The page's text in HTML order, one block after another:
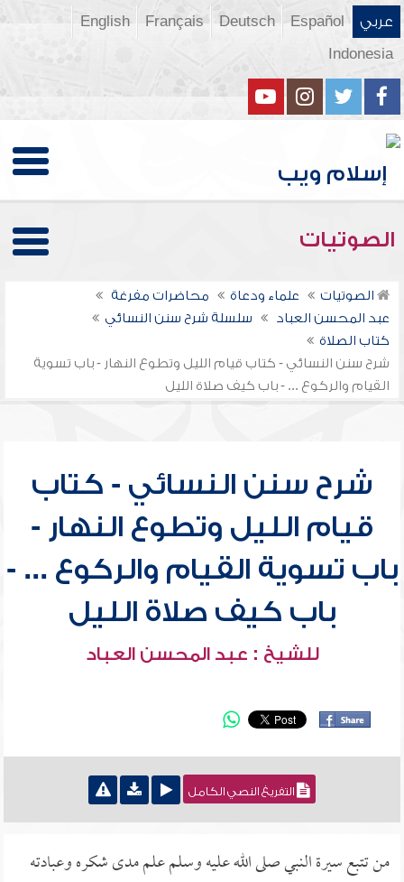
عربي Español
Deutsch
Français
English
Indonesia
الصوتيات
الصوتيات علماء ودعاة
محاضرات مفرغة
عبد المحسن العباد
سلسلة شرح سنن النسائي
كتاب الصلاة
شرح سنن النسائي - كتاب قيام الليل وتطوع النهار - باب تسوية
القيام والركوع ... - باب كيف صلاة الليل
شرح سنن النسائي - كتاب
قيام الليل وتطوع النهار -
باب تسوية القيام والركوع ... -
باب كيف صلاة الليل
للشيخ : عبد المحسن العباد
التفريغ النصي الكامل
من تتبع سيرة النبي صلى الله عليه وسلم علم مدى شكره وعبادته